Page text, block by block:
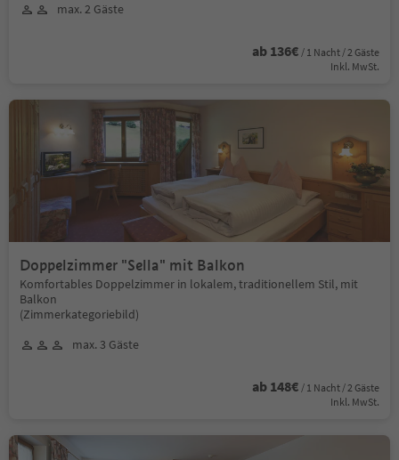
max. 2 Gäste
ab 136€ / 1 Nacht / 2 Gäste
Inkl. MwSt.
Doppelzimmer "Sella" mit Balkon
Komfortables Doppelzimmer in lokalem, traditionellem Stil, mit
Balkon
(Zimmerkategoriebild)
max. 3 Gäste
ab 148€ / 1 Nacht / 2 Gäste
Inkl. MwSt.